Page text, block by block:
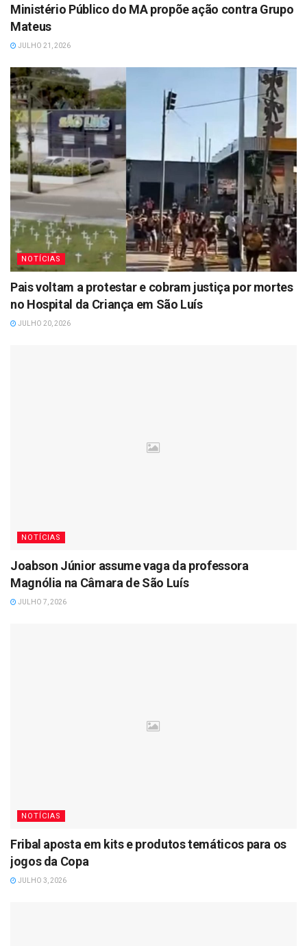
Ministério Público do MA propõe ação contra Grupo
Mateus
JULHO 21, 2026
NOTÍCIAS
Pais voltam a protestar e cobram justiça por mortes
no Hospital da Criança em São Luís
JULHO 20, 2026
NOTÍCIAS
Joabson Júnior assume vaga da professora
Magnólia na Câmara de São Luís
JULHO 7, 2026
NOTÍCIAS
Fribal aposta em kits e produtos temáticos para os
jogos da Copa
JULHO 3, 2026